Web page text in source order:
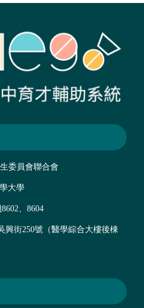
委員會聯合會
大學
、8604
興街250號（醫學綜合大樓後棟